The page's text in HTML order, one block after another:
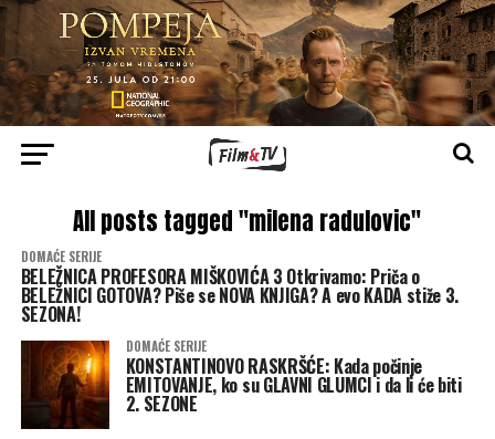
All posts tagged "milena radulovic"
DOMAĆE SERIJE
BELEŽNICA PROFESORA MIŠKOVIĆA 3 Otkrivamo: Priča o
BELEŽNICI GOTOVA? Piše se NOVA KNJIGA? A evo KADA stiže 3.
SEZONA!
DOMAĆE SERIJE
KONSTANTINOVO RASKRŠĆE: Kada počinje
EMITOVANJE, ko su GLAVNI GLUMCI i da li će biti
2. SEZONE